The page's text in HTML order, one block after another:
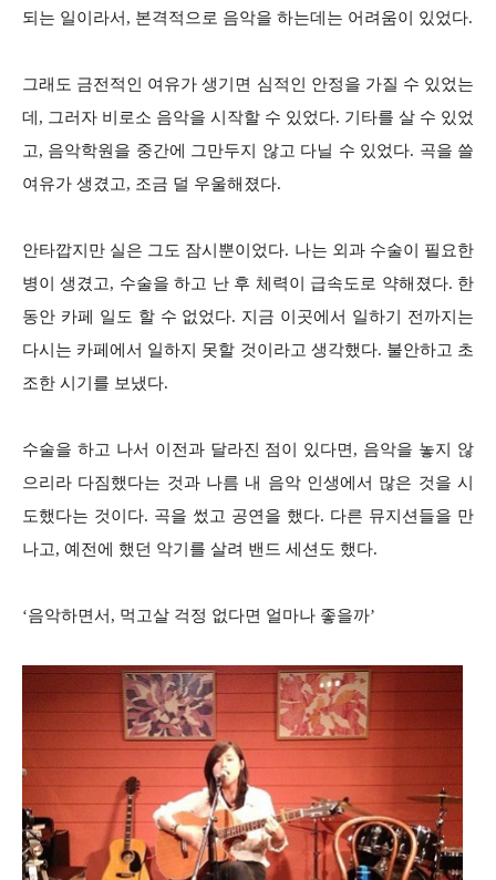
되는 일이라서, 본격적으로 음악을 하는데는 어려움이 있었다.
그래도 금전적인 여유가 생기면 심적인 안정을 가질 수 있었는
데, 그러자 비로소 음악을 시작할 수 있었다. 기타를 살 수 있었
고, 음악학원을 중간에 그만두지 않고 다닐 수 있었다. 곡을 쓸
여유가 생겼고, 조금 덜 우울해졌다.
안타깝지만 실은 그도 잠시뿐이었다. 나는 외과 수술이 필요한
병이 생겼고, 수술을 하고 난 후 체력이 급속도로 약해졌다. 한
동안 카페 일도 할 수 없었다. 지금 이곳에서 일하기 전까지는
다시는 카페에서 일하지 못할 것이라고 생각했다. 불안하고 초
조한 시기를 보냈다.
수술을 하고 나서 이전과 달라진 점이 있다면, 음악을 놓지 않
으리라 다짐했다는 것과 나름 내 음악 인생에서 많은 것을 시
도했다는 것이다. 곡을 썼고 공연을 했다. 다른 뮤지션들을 만
나고, 예전에 했던 악기를 살려 밴드 세션도 했다.
‘음악하면서, 먹고살 걱정 없다면 얼마나 좋을까’